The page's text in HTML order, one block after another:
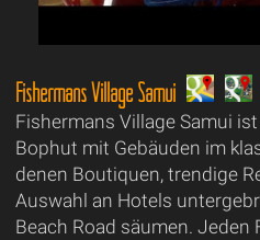
Fishermans Village Samui
Fishermans Village Samui
Bophut mit Gebäuden im
denen Boutiquen, trendige
Auswahl an Hotels
Beach Road säumen. Jeden